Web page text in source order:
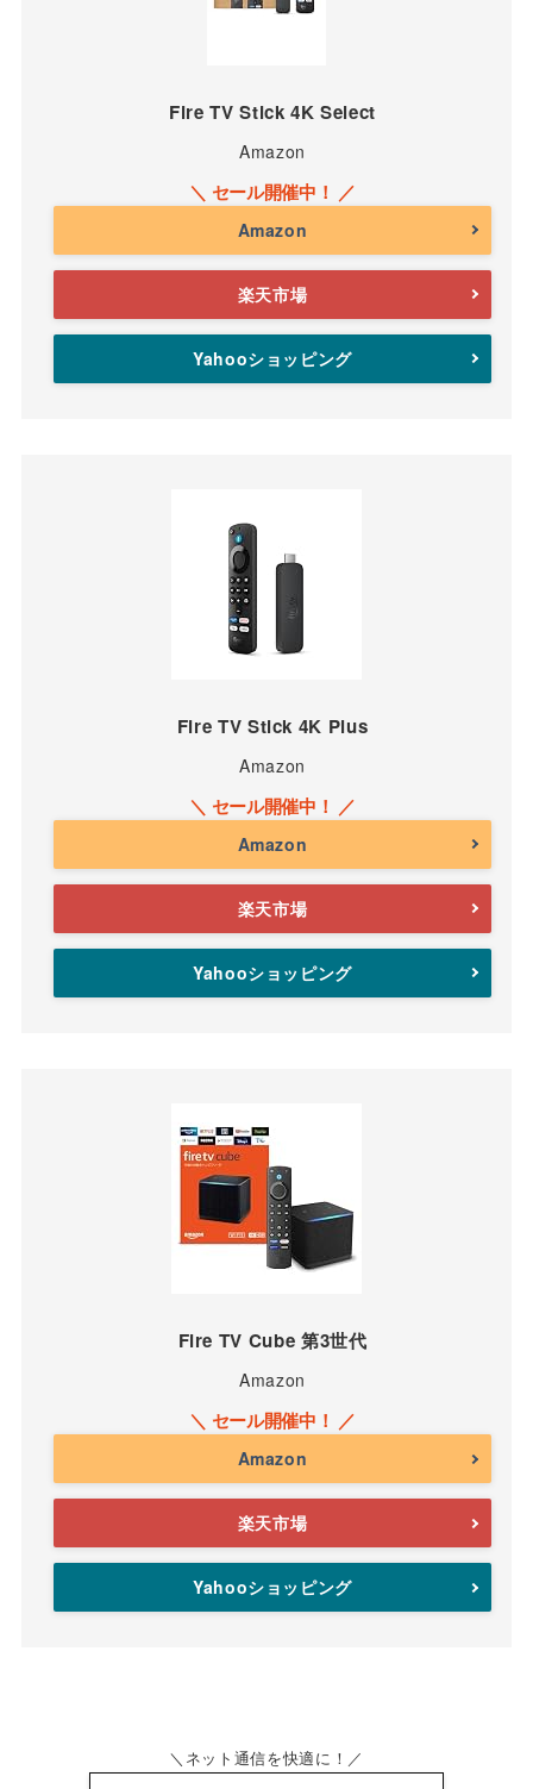
Fire TV Stick 4K Select
Amazon
Amazon
楽天市場
Yahooショッピング
Fire TV Stick 4K Plus
Amazon
Amazon
楽天市場
Yahooショッピング
Fire TV Cube 第3世代
Amazon
Amazon
楽天市場
Yahooショッピング
ネット通信を快適に！